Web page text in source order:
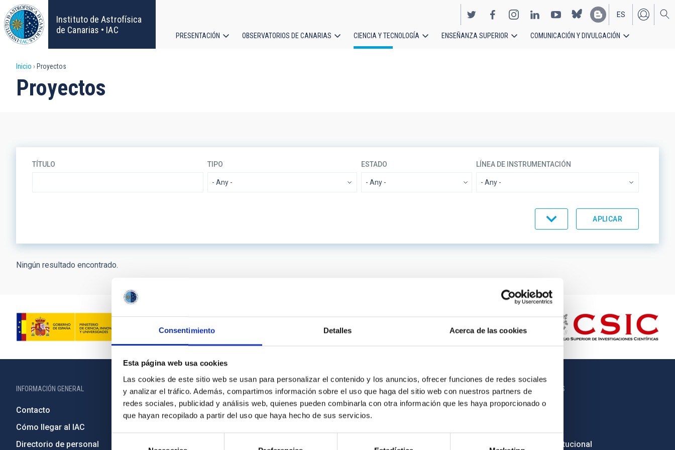
Consentimiento Detalles Acerca de las cookies
Esta página web usa cookies
Las cookies de este sitio web se usan para personalizar el contenido y los anuncios, ofrecer funciones de redes sociales
y analizar el tráfico. Además, compartimos información sobre el uso que haga del sitio web con nuestros partners de
redes sociales, publicidad y análisis web, quienes pueden combinarla con otra información que les haya proporcionado o
que hayan recopilado a partir del uso que haya hecho de sus servicios.
Pasar
al
contenido
principal
Instituto de Astrofísica
de Canarias • IAC
EN
ES
PRESENTACIÓN OBSERVATORIOS DE CANARIAS CIENCIA Y TECNOLOGÍA ENSEÑANZA SUPERIOR COMUNICACIÓN Y DIVULGACIÓN
Sobrescribir
enlaces
Inicio Proyectos
Proyectos
TÍTULO TIPO ESTADO LÍNEA DE INSTRUMENTACIÓN
Ningún resultado encontrado.
INFORMACIÓN GENERAL
Contacto
Cómo llegar al IAC
Directorio de personal
INFORMACIÓN INSTITUCIONAL
Legislación
PORTAL DEL IAC
Mapa web
OTROS ENLACES
Imagen institucional